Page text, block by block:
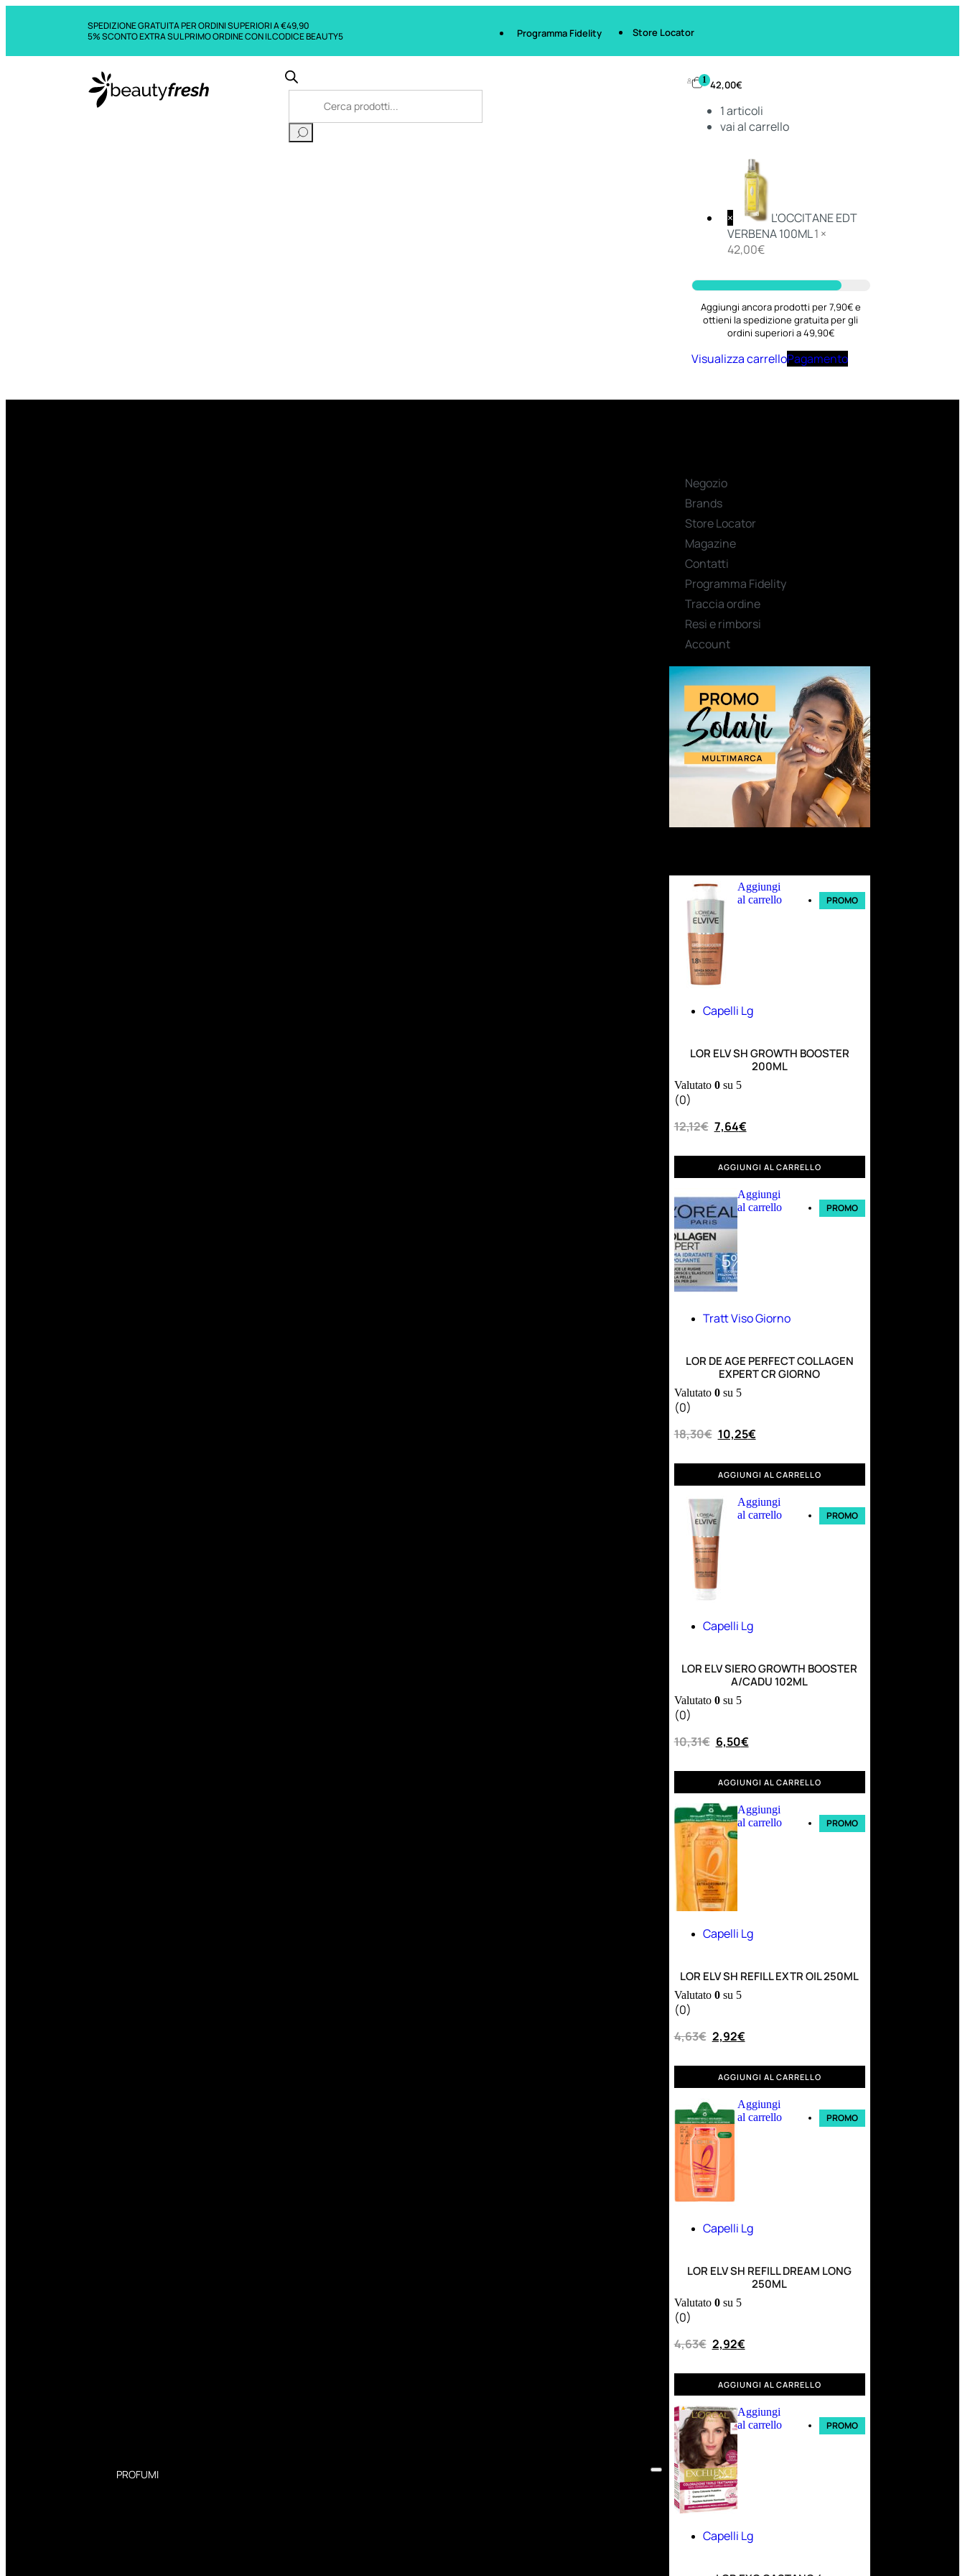
SPEDIZIONE GRATUITA PER ORDINI SUPERIORI A €49,90
5% SCONTO EXTRA SUL PRIMO ORDINE CON IL CODICE BEAUTY5
Programma Fidelity Store Locator
1 42,00€
1articoli
vai al carrello
×
L'OCCITANE EDT
VERBENA 100ML1 ×
42,00€
Aggiungi ancora prodotti per 7,90€ e
ottieni la spedizione gratuita per gli
ordini superiori a 49,90€
Visualizza carrelloPagamento
PROFUMI
Negozio
Brands
Store Locator
Magazine
Contatti
Programma Fidelity
Traccia ordine
Resi e rimborsi
Account
Aggiungi
al carrello
PROMO
Capelli Lg
LOR ELV SH GROWTH BOOSTER
200ML
Valutato 0su 5
(0)
12,12€ 7,64€
AGGIUNGI AL CARRELLO
Aggiungi
al carrello
PROMO
Tratt Viso Giorno
LOR DE AGE PERFECT COLLAGEN
EXPERT CR GIORNO
Valutato 0su 5
(0)
18,30€ 10,25€
AGGIUNGI AL CARRELLO
Aggiungi
al carrello
PROMO
Capelli Lg
LOR ELV SIERO GROWTH BOOSTER
A/CADU 102ML
Valutato 0su 5
(0)
10,31€ 6,50€
AGGIUNGI AL CARRELLO
Aggiungi
al carrello
PROMO
Capelli Lg
LOR ELV SH REFILL EXTR OIL 250ML
Valutato 0su 5
(0)
4,63€ 2,92€
AGGIUNGI AL CARRELLO
Aggiungi
al carrello
PROMO
Capelli Lg
LOR ELV SH REFILL DREAM LONG
250ML
Valutato 0su 5
(0)
4,63€ 2,92€
AGGIUNGI AL CARRELLO
Aggiungi
al carrello
PROMO
Capelli Lg